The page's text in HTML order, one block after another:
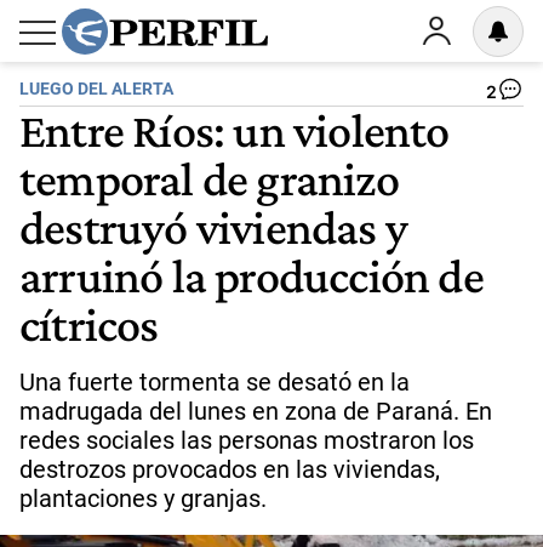
LUEGO DEL ALERTA 2
Entre Ríos: un violento
temporal de granizo
destruyó viviendas y
arruinó la producción de
cítricos
Una fuerte tormenta se desató en la
madrugada del lunes en zona de Paraná. En
redes sociales las personas mostraron los
destrozos provocados en las viviendas,
plantaciones y granjas.